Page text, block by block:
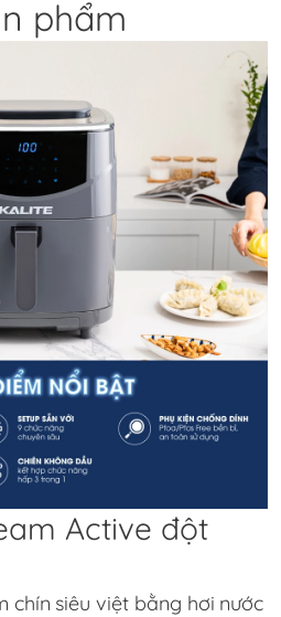
phẩm
Active đột
chín siêu việt bằng hơi nước